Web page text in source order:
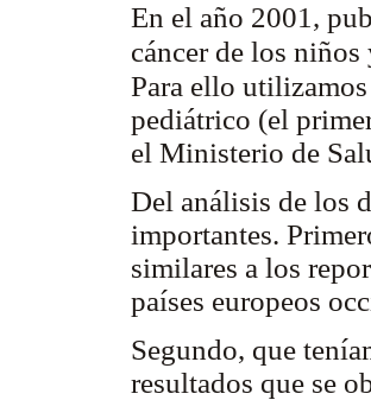
En el año 2001,
cáncer de los
Para ello
pediátrico (el
el Ministerio de
Del análisis de los
importantes.
similares a los
países europeos
Segundo, que
resultados que se